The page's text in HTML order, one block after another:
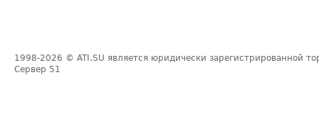
1998-2026 © ATI.SU является юридически зарегистрированной
Сервер 51